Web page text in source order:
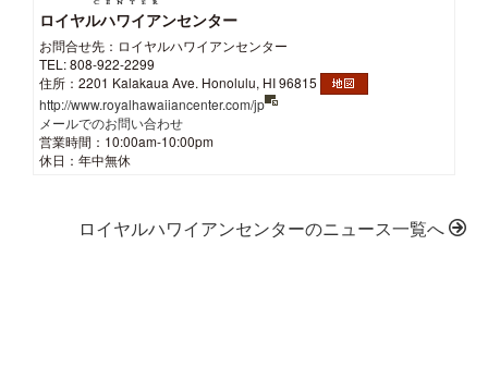
ロイヤルハワイアンセンター
お問合せ先：ロイヤルハワイアンセンター
TEL: 808-922-2299
住所：2201 Kalakaua Ave. Honolulu, HI 96815
http://www.royalhawaiiancenter.com/jp
メールでのお問い合わせ
営業時間：10:00am-10:00pm
休日：年中無休
ロイヤルハワイアンセンターのニュース一覧へ